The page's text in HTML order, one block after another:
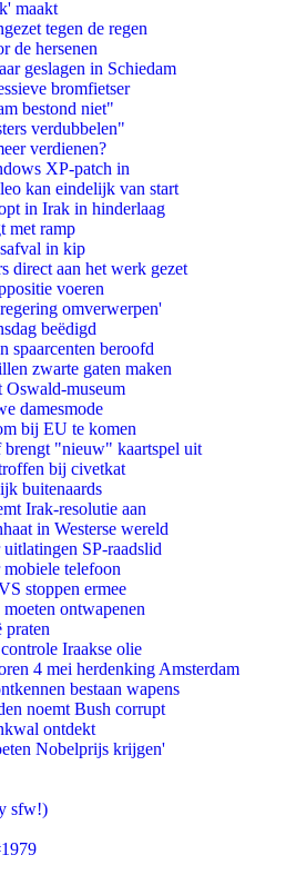
maakt
tegen de regen
de hersenen
geslagen in Schiedam
bromfietser
bestond niet"
verdubbelen"
verdienen?
XP-patch in
kan eindelijk van start
in Irak in hinderlaag
met ramp
in kip
direct aan het werk gezet
voeren
omverwerpen'
beëdigd
spaarcenten beroofd
zwarte gaten maken
Oswald-museum
damesmode
bij EU te komen
brengt "nieuw" kaartspel uit
bij civetkat
buitenaards
Irak-resolutie aan
in Westerse wereld
SP-raadslid
telefoon
stoppen ermee
ontwapenen
praten
Iraakse olie
4 mei herdenking Amsterdam
bestaan wapens
noemt Bush corrupt
ontdekt
Nobelprijs krijgen'
sfw!)